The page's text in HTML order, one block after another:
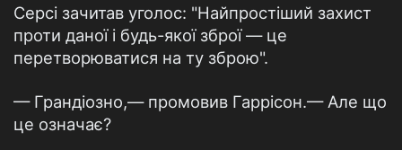
Серсі зачитав уголос: "Найпростіший захист
проти даної і будь-якої зброї — це
перетворюватися на ту зброю".
— Грандіозно,— промовив Гаррісон.— Але що
це означає?